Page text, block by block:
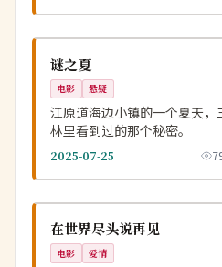
韩国
谜之夏
电影 悬疑
江原道海边小镇的一个夏天
林里看到过的那个秘密。
2025-07-25
日本
在世界尽头说再见
电影 爱情